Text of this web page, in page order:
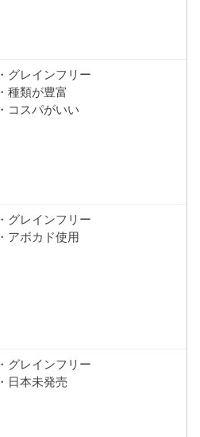
・グレインフリー
・種類が豊富
・コスパがいい
・グレインフリー
・アボカド使用
・グレインフリー
・日本未発売